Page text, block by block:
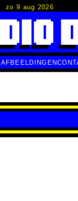
zo 9 aug 2026
AFBEELDINGEN